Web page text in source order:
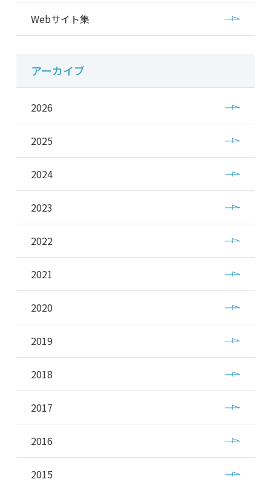
Webサイト集
アーカイブ
2026
2025
2024
2023
2022
2021
2020
2019
2018
2017
2016
2015